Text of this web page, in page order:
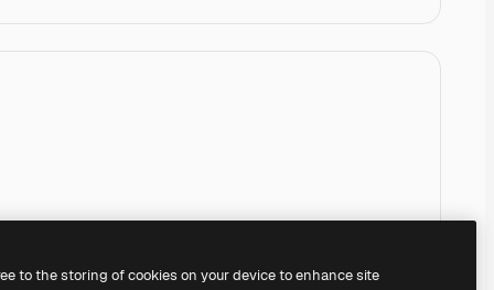
to the storing of cookies on your device to enhance site